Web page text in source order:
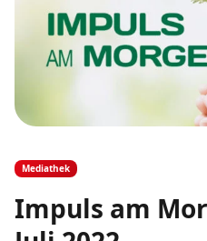
Mediathek
Impuls am